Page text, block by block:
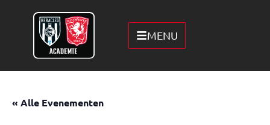
MENU
« Alle Evenementen